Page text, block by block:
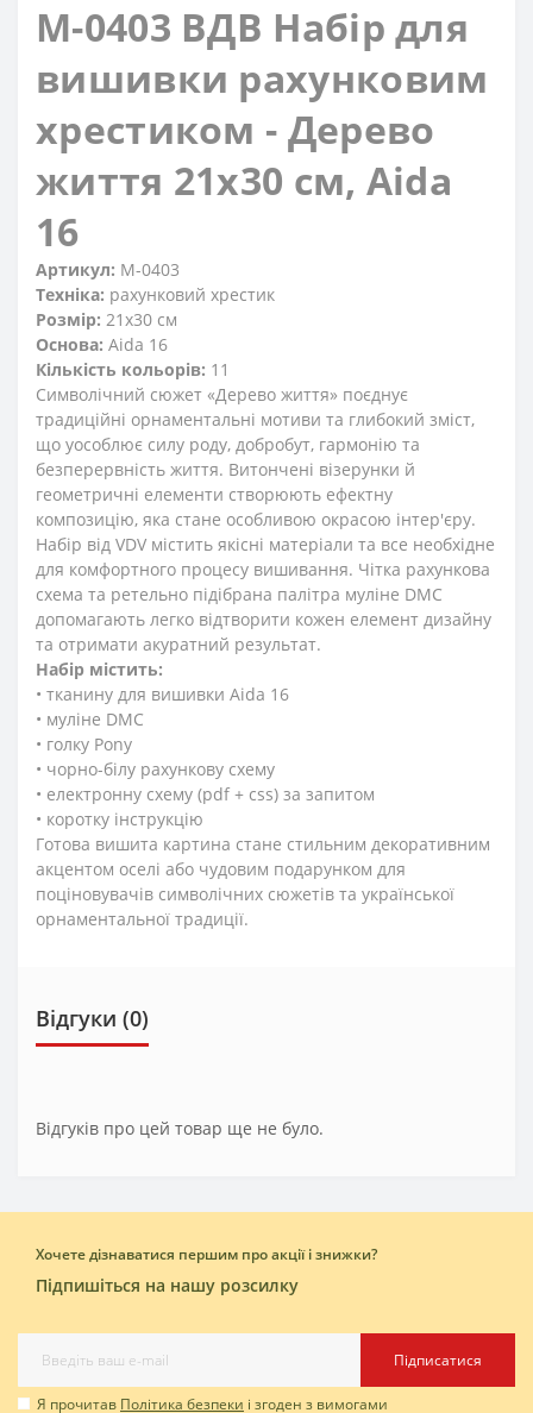
М-0403 ВДВ Набір для
вишивки рахунковим
хрестиком - Дерево
життя 21х30 см, Aida
16
Артикул: М-0403
Техніка: рахунковий хрестик
Розмір: 21x30 см
Основа: Aida 16
Кількість кольорів: 11
Символічний сюжет «Дерево життя» поєднує
традиційні орнаментальні мотиви та глибокий зміст,
що уособлює силу роду, добробут, гармонію та
безперервність життя. Витончені візерунки й
геометричні елементи створюють ефектну
композицію, яка стане особливою окрасою інтер'єру.
Набір від VDV містить якісні матеріали та все необхідне
для комфортного процесу вишивання. Чітка рахункова
схема та ретельно підібрана палітра муліне DMC
допомагають легко відтворити кожен елемент дизайну
та отримати акуратний результат.
Набір містить:
• тканину для вишивки Aida 16
• муліне DMC
• голку Pony
• чорно-білу рахункову схему
• електронну схему (pdf + css) за запитом
• коротку інструкцію
Готова вишита картина стане стильним декоративним
акцентом оселі або чудовим подарунком для
поціновувачів символічних сюжетів та української
орнаментальної традиції.
Відгуки (0)
Відгуків про цей товар ще не було.
Хочете дізнаватися першим про акції і знижки?
Підпишіться на нашу розсилку
Підписатися
Я прочитав Політика безпеки і згоден з вимогами